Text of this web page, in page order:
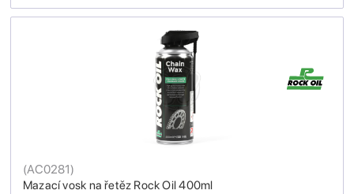
Mazací vosk na řetěz Rock Oil 400ml
(AC0281)